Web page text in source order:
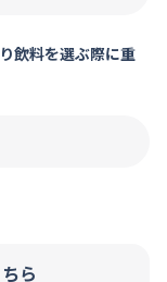
飲料を選ぶ際に重
ら